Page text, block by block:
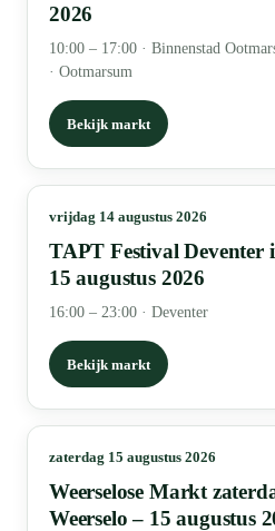
2026
10:00 – 17:00 · Binnenstad
· Ootmarsum
Bekijk markt
vrijdag 14 augustus 2026
TAPT Festival Deventer
15 augustus 2026
16:00 – 23:00 · Deventer
Bekijk markt
zaterdag 15 augustus 2026
Weerselose Markt
Weerselo – 15 augustus